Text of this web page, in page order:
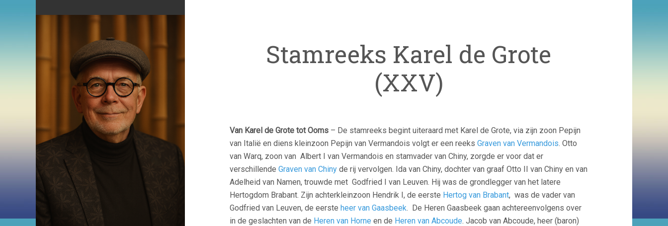
Stamreeks Karel de Grote
(XXV)
Van Karel de Grote tot Ooms – De stamreeks begint uiteraard met Karel de Grote, via zijn zoon Pepijn
van Italië en diens kleinzoon Pepijn van Vermandois volgt er een reeks Graven van Vermandois. Otto
van Warq, zoon van Albert I van Vermandois en stamvader van Chiny, zorgde er voor dat er
verschillende Graven van Chiny de rij vervolgen. Ida van Chiny, dochter van graaf Otto II van Chiny en van
Adelheid van Namen, trouwde met Godfried I van Leuven. Hij was de grondlegger van het latere
Hertogdom Brabant. Zijn achterkleinzoon Hendrik I, de eerste Hertog van Brabant, was de vader van
Godfried van Leuven, de eerste heer van Gaasbeek. De Heren Gaasbeek gaan achtereenvolgens over
in de geslachten van de Heren van Horne en de Heren van Abcoude. Jacob van Abcoude, heer (baron)